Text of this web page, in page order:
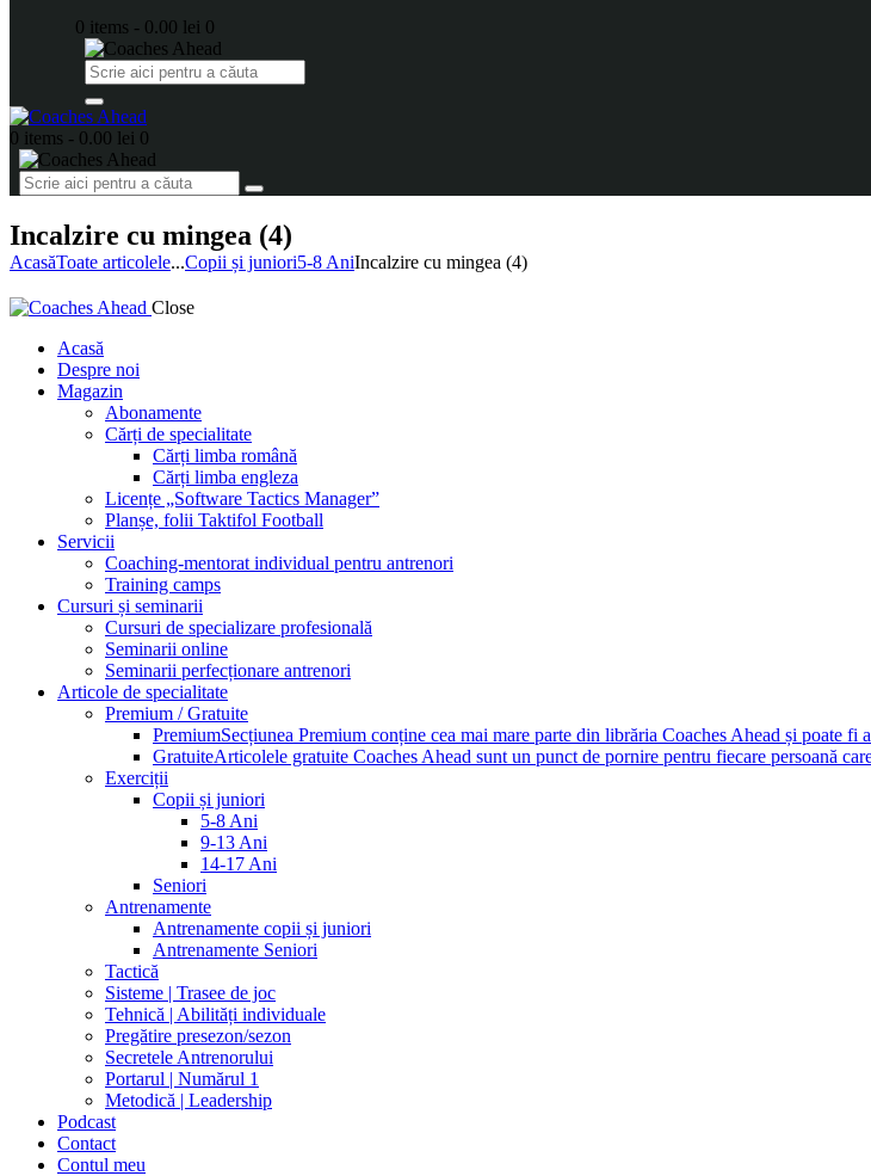
0 items - 0.00 lei 0
0 items - 0.00 lei 0
Incalzire cu mingea (4)
AcasăToate articolele...Copii și juniori5-8 AniIncalzire cu mingea (4)
Close
Acasă
Despre noi
Magazin
Abonamente
Cărți de specialitate
Cărți limba română
Cărți limba engleza
Licențe „Software Tactics Manager”
Planșe, folii Taktifol Football
Servicii
Coaching-mentorat individual pentru antrenori
Training camps
Cursuri și seminarii
Cursuri de specializare profesională
Seminarii online
Seminarii perfecționare antrenori
Articole de specialitate
Premium / Gratuite
PremiumSecțiunea Premium conține cea mai mare parte din librăria Coaches Ahead și poate
GratuiteArticolele gratuite Coaches Ahead sunt un punct de pornire pentru fiecare persoană
Exerciții
Copii și juniori
5-8 Ani
9-13 Ani
14-17 Ani
Seniori
Antrenamente
Antrenamente copii și juniori
Antrenamente Seniori
Tactică
Sisteme | Trasee de joc
Tehnică | Abilități individuale
Pregătire presezon/sezon
Secretele Antrenorului
Portarul | Numărul 1
Metodică | Leadership
Podcast
Contact
Contul meu